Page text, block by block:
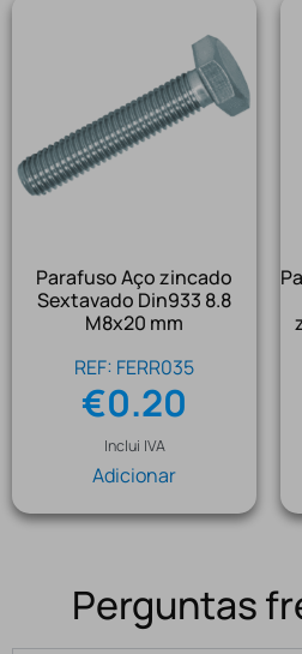
Parafuso Aço zincado
Sextavado Din933 8.8
M8x20 mm
REF: FERR035
€0.20
Inclui IVA
Adicionar
Perguntas